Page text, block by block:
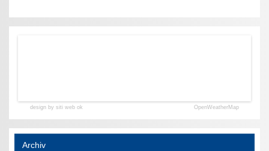
design by siti web ok OpenWeatherMap
Archiv